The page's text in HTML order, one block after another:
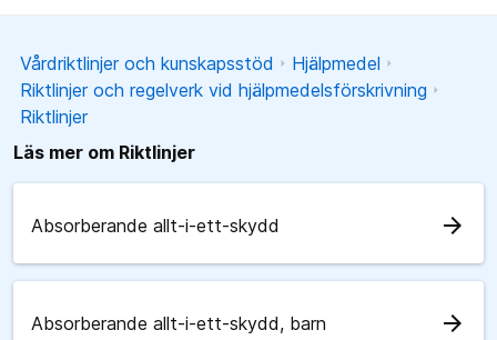
Vårdriktlinjer och kunskapsstöd
Hjälpmedel
Riktlinjer och regelverk vid hjälpmedelsförskrivning
Riktlinjer
Läs mer om Riktlinjer
Absorberande allt-i-ett-skydd arrow_forward
Absorberande allt-i-ett-skydd, barn arrow_forward